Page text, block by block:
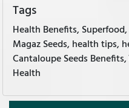
Tags
Health Benefits,
Magaz Seeds, health tips,
Cantaloupe Seeds Benefits,
Health